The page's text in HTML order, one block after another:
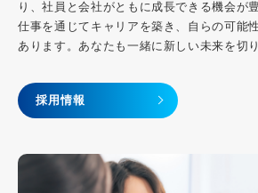
り、社員と会社がともに成長できる機会が
仕事を通じてキャリアを築き、自らの可能
あります。あなたも一緒に新しい未来を切
採用情報